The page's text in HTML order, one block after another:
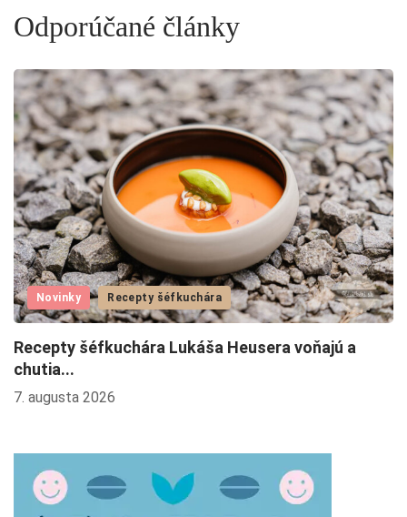
Odporúčané články
Novinky Recepty šéfkuchára
Recepty šéfkuchára Lukáša Heusera voňajú a
chutia...
7. augusta 2026